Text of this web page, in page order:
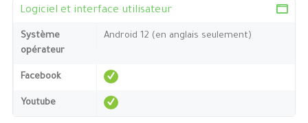
Logiciel et interface utilisateur
Système
opérateur
Android 12 (en anglais seulement)
Facebook
Youtube